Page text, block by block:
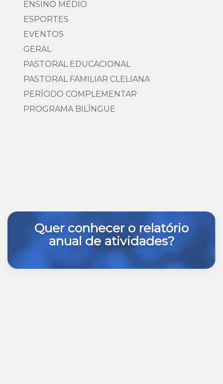
ENSINO MÉDIO
ESPORTES
EVENTOS
GERAL
PASTORAL EDUCACIONAL
PASTORAL FAMILIAR CLELIANA
PERÍODO COMPLEMENTAR
PROGRAMA BILÍNGUE
Quer conhecer o relatório
anual de atividades?